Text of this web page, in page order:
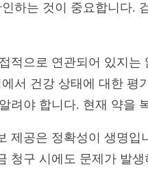
하는 것이 중요합니다.
적으로 연관되어 있지
서 건강 상태에 대한
려야 합니다. 현재 약을
제공은 정확성이 생명
청구 시에도 문제가 발